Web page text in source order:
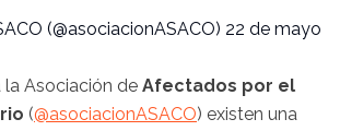
(@asociacionASACO) 22 de mayo
Asociación de Afectados por el
(@asociacionASACO) existen una